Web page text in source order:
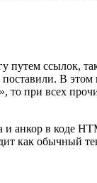
ссылок,
В
то при всех
в коде
как обычный